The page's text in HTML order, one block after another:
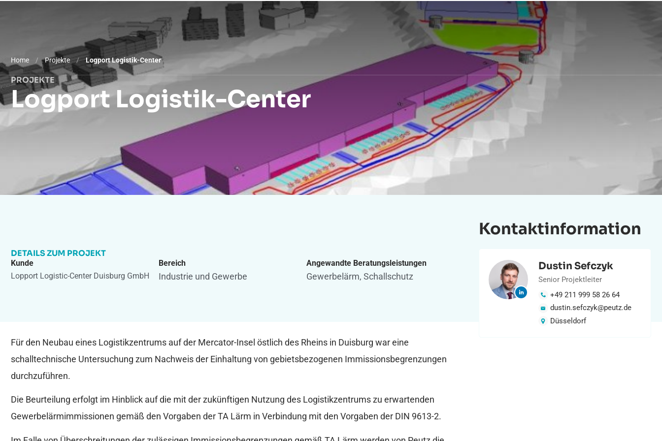
Was wir tun Ausstattung Aktuelles Peutz Kontakt Arbeiten bei Peutz
Home / Projekte / Logport Logistik-Center
PROJEKTE
Logport Logistik-Center
Kontaktinformation
Dustin Sefczyk
Senior Projektleiter
+49 211 999 58 26 64
dustin.sefczyk@peutz.de
Düsseldorf
DETAILS ZUM PROJEKT
Kunde
Lopport Logistic-Center Duisburg GmbH
Bereich
Industrie und Gewerbe
Angewandte Beratungsleistungen
Gewerbelärm, Schallschutz
Für den Neubau eines Logistikzentrums auf der Mercator-Insel östlich des Rheins in Duisburg war eine
schalltechnische Untersuchung zum Nachweis der Einhaltung von gebietsbezogenen Immissionsbegrenzungen
durchzuführen.
Die Beurteilung erfolgt im Hinblick auf die mit der zukünftigen Nutzung des Logistikzentrums zu erwartenden
Gewerbelärmimmissionen gemäß den Vorgaben der TA Lärm in Verbindung mit den Vorgaben der DIN 9613-2.